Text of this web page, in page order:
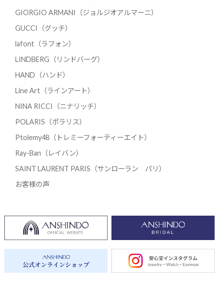
GIORGIO ARMANI（ジョルジオアルマーニ）
GUCCI（グッチ）
lafont（ラフォン）
LINDBERG（リンドバーグ）
HAND（ハンド）
Line Art（ラインアート）
NINA RICCI（ニナリッチ）
POLARIS（ポラリス）
Ptolemy48（トレミーフォーティーエイト）
Ray-Ban（レイバン）
SAINT LAURENT PARIS（サンローラン パリ）
お客様の声